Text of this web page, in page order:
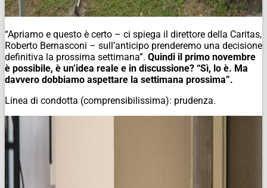
“Apriamo e questo è certo – ci spiega il direttore della Caritas,
Roberto Bernasconi – sull’anticipo prenderemo una decisione
definitiva la prossima settimana”. Quindi il primo novembre
è possibile, è un’idea reale e in discussione? “Sì, lo è. Ma
davvero dobbiamo aspettare la settimana prossima”.
Linea di condotta (comprensibilissima): prudenza.